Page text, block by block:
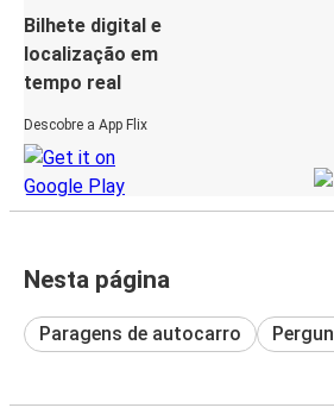
Bilhete digital e
localização em
tempo real
Descobre a App Flix
Nesta página
Paragens de autocarro